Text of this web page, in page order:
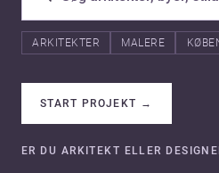
ARKITEKTER MALERE
START PROJEKT →
ER DU ARKITEKT ELLER